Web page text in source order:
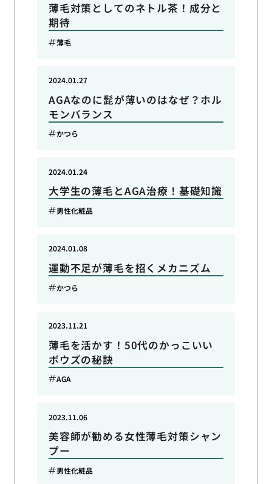
薄毛対策としてのネトル茶！成分と
期待
薄毛
AGAなのに髭が薄いのはなぜ？ホル
モンバランス
2024.01.27
かつら
大学生の薄毛とAGA治療！基礎知識
2024.01.24
男性化粧品
運動不足が薄毛を招くメカニズム
2024.01.08
かつら
薄毛を活かす！50代のかっこいい
ボウズの秘訣
2023.11.21
AGA
美容師が勧める女性薄毛対策シャン
プー
2023.11.06
男性化粧品